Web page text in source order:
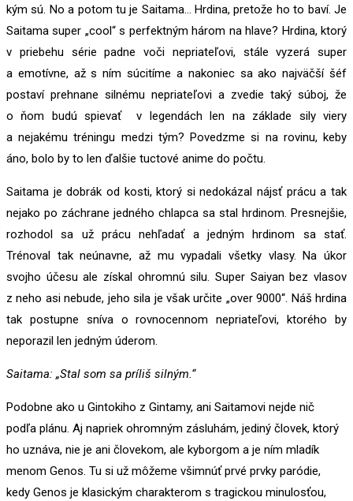
kým sú. No a potom tu je Saitama… Hrdina, pretože ho to baví. Je
Saitama super „cool“ s perfektným három na hlave? Hrdina, ktorý
v priebehu série padne voči nepriateľovi, stále vyzerá super
a emotívne, až s ním súcitíme a nakoniec sa ako najväčší šéf
postaví prehnane silnému nepriateľovi a zvedie taký súboj, že
o ňom budú spievať v legendách len na základe sily viery
a nejakému tréningu medzi tým? Povedzme si na rovinu, keby
áno, bolo by to len ďalšie tuctové anime do počtu.
Saitama je dobrák od kosti, ktorý si nedokázal nájsť prácu a tak
nejako po záchrane jedného chlapca sa stal hrdinom. Presnejšie,
rozhodol sa už prácu nehľadať a jedným hrdinom sa stať.
Trénoval tak neúnavne, až mu vypadali všetky vlasy. Na úkor
svojho účesu ale získal ohromnú silu. Super Saiyan bez vlasov
z neho asi nebude, jeho sila je však určite „over 9000“. Náš hrdina
tak postupne sníva o rovnocennom nepriateľovi, ktorého by
neporazil len jedným úderom.
Saitama: „Stal som sa príliš silným.“
Podobne ako u Gintokiho z Gintamy, ani Saitamovi nejde nič
podľa plánu. Aj napriek ohromným zásluhám, jediný človek, ktorý
ho uznáva, nie je ani človekom, ale kyborgom a je ním mladík
menom Genos. Tu si už môžeme všimnúť prvé prvky paródie,
kedy Genos je klasickým charakterom s tragickou minulosťou,